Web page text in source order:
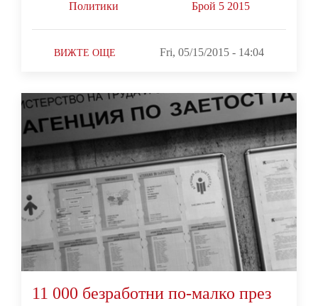
Политики Брой 5 2015
ВИЖТЕ ОЩЕ Fri, 05/15/2015 - 14:04
11 000 безработни по-малко през